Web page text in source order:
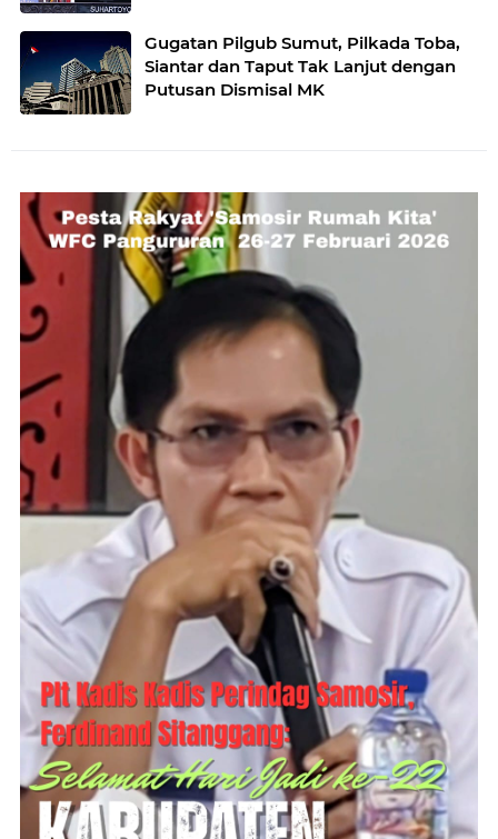
Gugatan Pilgub Sumut, Pilkada Toba,
Siantar dan Taput Tak Lanjut dengan
Putusan Dismisal MK